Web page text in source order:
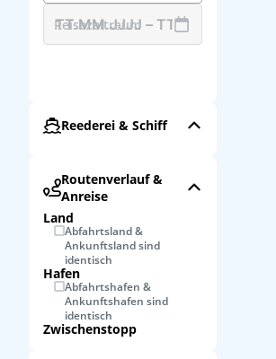
Reisezeitraum
Reederei & Schiff
Routenverlauf &
Anreise
Land
Abfahrtsland &
Ankunftsland sind
identisch
Hafen
Abfahrtshafen &
Ankunftshafen sind
identisch
Zwischenstopp